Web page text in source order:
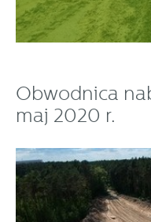
Obwodnica
maj 2020 r.